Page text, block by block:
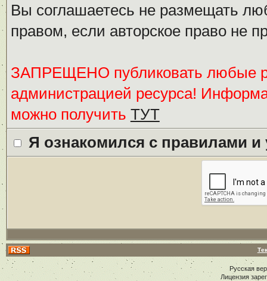
Вы соглашаетесь не размещать
правом, если авторское право не
ЗАПРЕЩЕНО публиковать любые
администрацией ресурса!
можно получить ТУТ
Я ознакомился с правилами
Русская
Лицензия